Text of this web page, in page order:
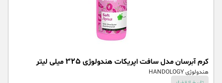
کرم آبرسان مدل سافت اپریکات هندولوژی 325 میلی لیتر
هندولوژی HANDOLOGY